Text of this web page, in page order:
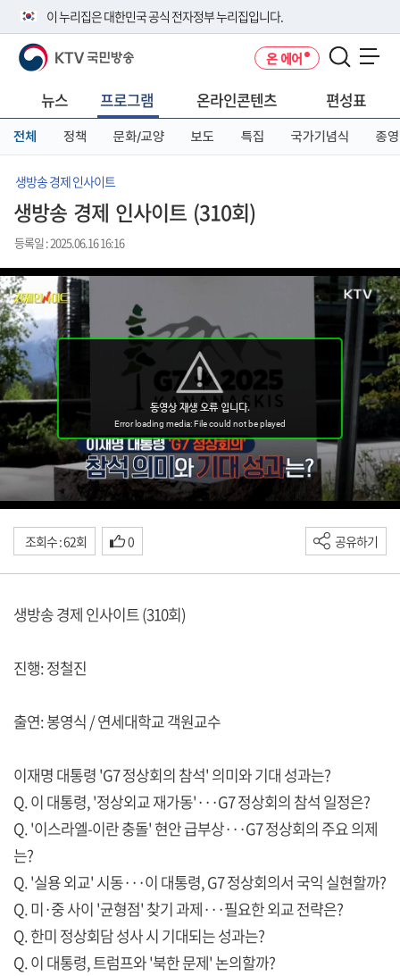
이 누리집은 대한민국 공식 전자정부 누리집입니다.
공식 누리집 주소 확인하기
니다.
이밖에 or.kr 또는 .kr등 다른 도메인 주소를 사용하고 있다면 아래 URL에
서 도메인 주소를 확인해 보세요
KTV 국민방송 온 에어
뉴스 프로그램 온라인콘텐츠 편성표
전체 정책 문화/교양 보도 특집 국가기념식 종영
생방송 경제 인사이트
생방송 경제 인사이트 (310회)
등록일 : 2025.06.16 16:16
조회수 : 62회 0 공유하기
생방송 경제 인사이트 (310회)
진행: 정철진
출연: 봉영식 / 연세대학교 객원교수
이재명 대통령 'G7 정상회의 참석' 의미와 기대 성과는?
Q. 이 대통령, '정상외교 재가동'···G7 정상회의 참석 일정은?
Q. '이스라엘-이란 충돌' 현안 급부상···G7 정상회의 주요 의제
는?
Q. '실용 외교' 시동···이 대통령, G7 정상회의서 국익 실현할까?
Q. 미·중 사이 '균형점' 찾기 과제···필요한 외교 전략은?
Q. 한미 정상회담 성사 시 기대되는 성과는?
Q. 이 대통령, 트럼프와 '북한 문제' 논의할까?